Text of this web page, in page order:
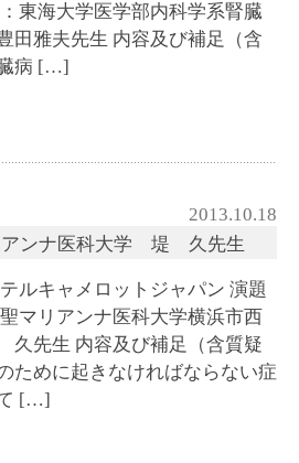
東海大学医学部内科学系腎臓
雅夫先生 内容及び補足（含
病 […]
2013.10.18
ンナ医科大学 堤 久先生
ルキャメロットジャパン 演題
マリアンナ医科大学横浜市西
先生 内容及び補足（含質疑
ために起きなければならない症
[…]